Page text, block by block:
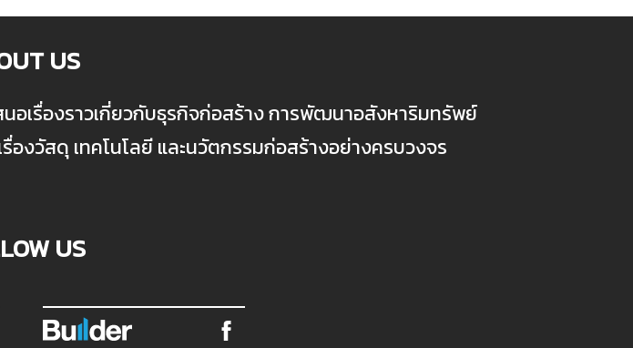
US
นอเรื่องราวเกี่ยวกับธุรกิจก่อสร้าง การพัฒนาอสังหาริมทรัพย์
งวัสดุ เทคโนโลยี และนวัตกรรมก่อสร้างอย่างครบวงจร
US